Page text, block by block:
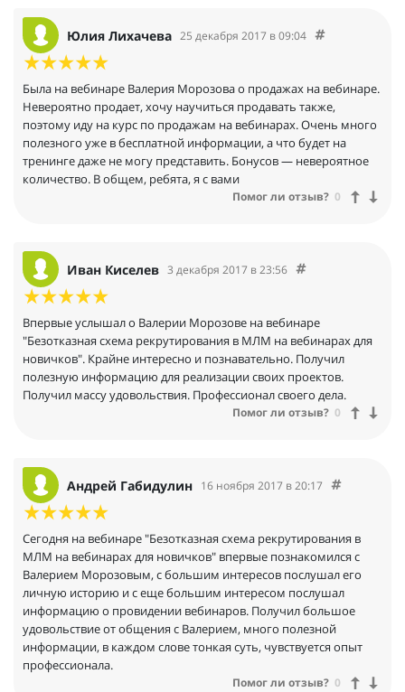
Юлия Лихачева 25 декабря 2017 в 09:04
Была на вебинаре Валерия Морозова о продажах на вебинаре.
Невероятно продает, хочу научиться продавать также,
поэтому иду на курс по продажам на вебинарах. Очень много
полезного уже в бесплатной информации, а что будет на
тренинге даже не могу представить. Бонусов — невероятное
количество. В общем, ребята, я с вами
Помог ли отзыв? 0
Иван Киселев 3 декабря 2017 в 23:56
Впервые услышал о Валерии Морозове на вебинаре
"Безотказная схема рекрутирования в МЛМ на вебинарах для
новичков". Крайне интересно и познавательно. Получил
полезную информацию для реализации своих проектов.
Получил массу удовольствия. Профессионал своего дела.
Помог ли отзыв? 0
Андрей Габидулин 16 ноября 2017 в 20:17
Сегодня на вебинаре "Безотказная схема рекрутирования в
МЛМ на вебинарах для новичков" впервые познакомился с
Валерием Морозовым, с большим интересов послушал его
личную историю и с еще большим интересом послушал
информацию о провидении вебинаров. Получил большое
удовольствие от общения с Валерием, много полезной
информации, в каждом слове тонкая суть, чувствуется опыт
профессионала.
Помог ли отзыв? 0